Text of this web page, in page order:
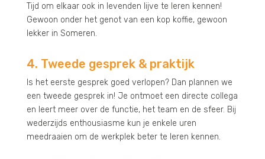
Tijd om elkaar ook in levenden lijve te leren kennen!
Gewoon onder het genot van een kop koffie, gewoon
lekker in Someren.
4. Tweede gesprek & praktijk
Is het eerste gesprek goed verlopen? Dan plannen we
een tweede gesprek in! Je ontmoet een directe collega
en leert meer over de functie, het team en de sfeer. Bij
wederzijds enthousiasme kun je enkele uren
meedraaien om de werkplek beter te leren kennen.